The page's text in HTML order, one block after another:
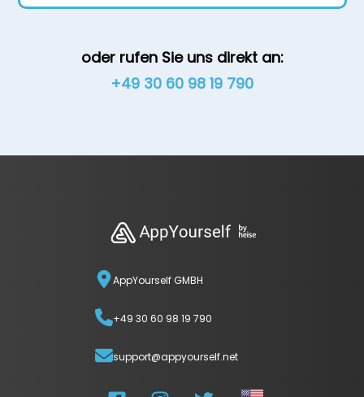
oder rufen Sie uns direkt an:
+49 30 60 98 19 790
AppYourself GMBH
+49 30 60 98 19 790
support@appyourself.net